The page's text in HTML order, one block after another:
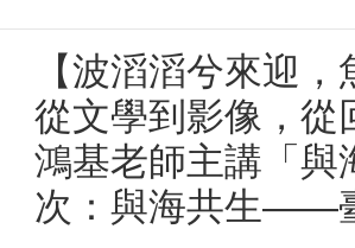
【波滔滔兮來迎，
從文學到影像，從
鴻基老師主講「與
次：與海共生——